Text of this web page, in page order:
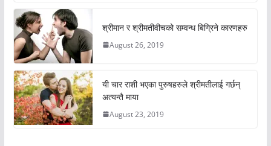
श्रीमान र श्रीमतीवीचको सम्वन्ध बिग्रिने कारणहरु
August 26, 2019
यी चार राशी भएका पुरुषहरुले श्रीमतीलाई गर्छन्
अत्यन्तै माया
August 23, 2019